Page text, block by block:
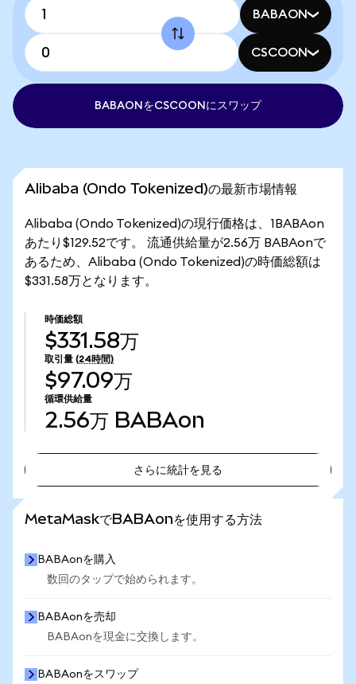
BABAON
CSCOON
BABAONをCSCOONにスワップ
Alibaba (Ondo Tokenized)の最新市場情報
Alibaba (Ondo Tokenized)の現行価格は、1BABAon
あたり$129.52です。 流通供給量が2.56万 BABAonで
あるため、Alibaba (Ondo Tokenized)の時価総額は
$331.58万となります。
時価総額
$331.58万
取引量 (24時間)
$97.09万
循環供給量
2.56万 BABAon
さらに統計を見る
MetaMaskでBABAonを使用する方法
BABAonを購入
数回のタップで始められます。
BABAonを売却
BABAonを現金に交換します。
BABAonをスワップ